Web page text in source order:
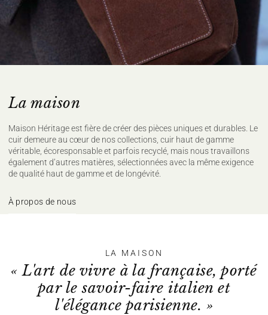
La maison
Maison Héritage est fière de créer des pièces uniques et durables. Le
cuir demeure au cœur de nos collections, cuir haut de gamme
véritable, écoresponsable et parfois recyclé, mais nous travaillons
également d’autres matières, sélectionnées avec la même exigence
de qualité haut de gamme et de longévité.
À propos de nous
LA MAISON
« L'art de vivre à la française, porté
par le savoir-faire italien et
l'élégance parisienne. »